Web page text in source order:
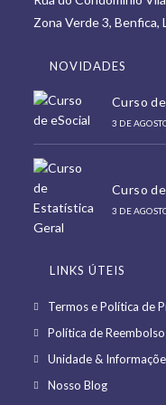
Zona Verde 3, Benfica,
NOVIDADES
Curso
3 DE
Curso
3 DE
LINKS ÚTEIS
Termos e Política de
Política de
Unidade &
Nosso BlogOpens